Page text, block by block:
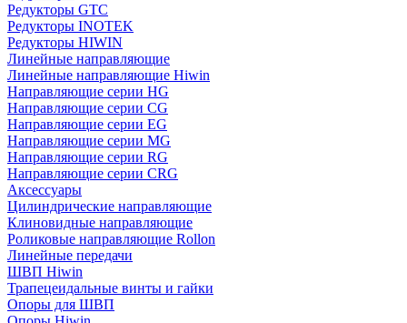
Редукторы GTC
Редукторы INOTEK
Редукторы HIWIN
Линейные направляющие
Линейные направляющие Hiwin
Направляющие серии HG
Направляющие серии CG
Направляющие серии EG
Направляющие серии MG
Направляющие серии RG
Направляющие серии CRG
Аксессуары
Цилиндрические направляющие
Клиновидные направляющие
Роликовые направляющие Rollon
Линейные передачи
ШВП Hiwin
Трапецеидальные винты и гайки
Опоры для ШВП